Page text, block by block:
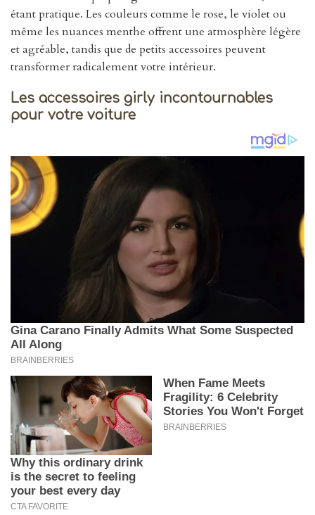
étant pratique. Les couleurs comme le rose, le violet ou
même les nuances menthe offrent une atmosphère légère
et agréable, tandis que de petits accessoires peuvent
transformer radicalement votre intérieur.
Les accessoires girly incontournables
pour votre voiture